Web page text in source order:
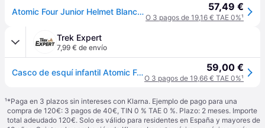
Atomic Four Junior Helmet Blanco S 57,49 €
O 3 pagos de 19,16 € TAE 0%¹
Trek Expert
7,99 € de envío
Casco de esquí infantil Atomic Four - Noir 59,00 €
O 3 pagos de 19,66 € TAE 0%¹
¹*Paga en 3 plazos sin intereses con Klarna. Ejemplo de pago para una
compra de 120€: 3 pagos de 40€, TIN 0 % TAE 0 %. Plazo: 2 meses. Importe
total adeudado 120€. Solo es válido para residentes en España y mayores de